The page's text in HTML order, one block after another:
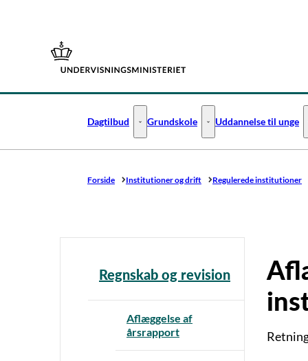
Gå til forsiden
Dagtilbud Dagtilbud - Flere links
Grundskole Grundskole - Flere links
Uddannelse til unge
Forside Institutioner og drift Regulerede institutioner
Regnskab og revision
Aflæggelse af
årsrapport